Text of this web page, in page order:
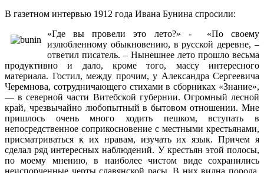
В газетном интервью 1912 года Ивана Бунина спросили:
«Где вы провели это лето?» - «По своему
излюбленному обыкновению, в русской деревне, –
ответил писатель. – Нынешнее лето прошло весьма
продуктивно и дало, кроме того, массу интересного
материала. Гостил, между прочим, у Александра Сергеевича
Черемнова, сотрудничающего стихами в сборниках «Знание»,
— в северной части Витебской губернии. Огромный лесной
край, чрезвычайно любопытный в бытовом отношении. Мне
пришлось очень много ходить пешком, вступать в
непосредственное соприкосновение с местными крестьянами,
присматриваться к их нравам, изучать их язык. Причем я
сделал ряд интересных наблюдений. У крестьян этой полосы,
по моему мнению, в наиболее чистом виде сохранились